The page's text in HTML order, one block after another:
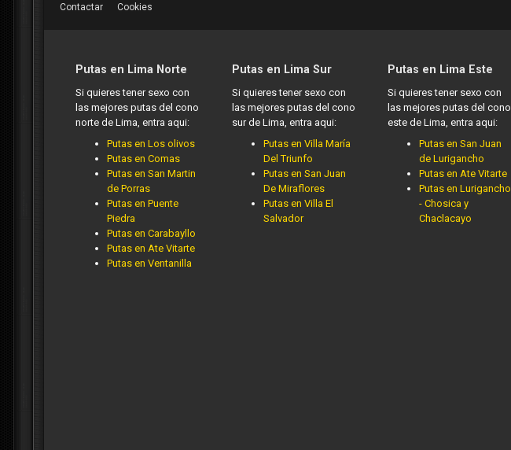
Contactar
Cookies
Putas en Lima Norte
Si quieres tener sexo con
las mejores putas del cono
norte de Lima, entra aqui:
Putas en Los olivos
Putas en Comas
Putas en San Martin
de Porras
Putas en Puente
Piedra
Putas en Carabayllo
Putas en Ate Vitarte
Putas en Ventanilla
Putas en Lima Sur
Si quieres tener sexo con
las mejores putas del cono
sur de Lima, entra aqui:
Putas en Villa María
Del Triunfo
Putas en San Juan
De Miraflores
Putas en Villa El
Salvador
Putas en Lima Este
Si quieres tener sexo con
las mejores putas del cono
este de Lima, entra aqui:
Putas en San Juan
de Lurigancho
Putas en Ate Vitarte
Putas en Lurigancho
- Chosica y
Chaclacayo